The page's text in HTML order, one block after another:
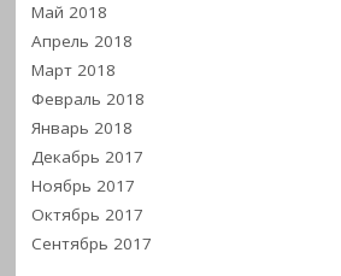
Май 2018
Апрель 2018
Март 2018
Февраль 2018
Январь 2018
Декабрь 2017
Ноябрь 2017
Октябрь 2017
Сентябрь 2017